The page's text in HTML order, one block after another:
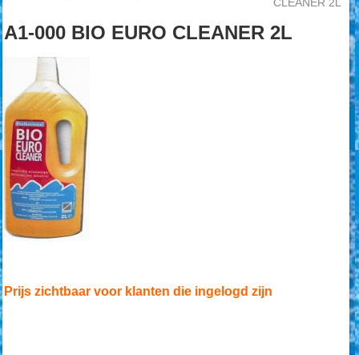
A1-000 BIO EURO CLEANER 2L
Prijs zichtbaar voor klanten die ingelogd zijn